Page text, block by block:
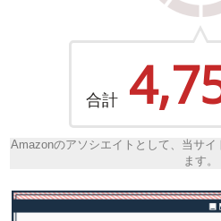
合計
Amazonのアソシエイトとして、当サ
ます。